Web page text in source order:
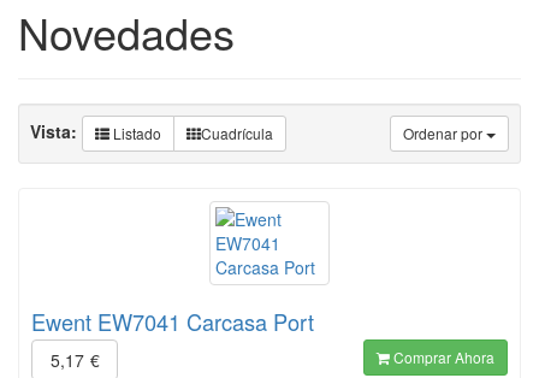
Novedades
Ordenar por
Vista: Listado Cuadrícula
Ewent EW7041 Carcasa Port
5,17 € Comprar Ahora